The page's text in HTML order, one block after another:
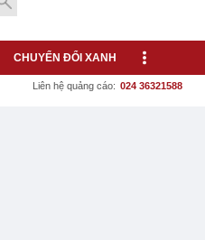
CHUYỂN ĐỔI XANH
Liên hệ quảng cáo: 024 36321588